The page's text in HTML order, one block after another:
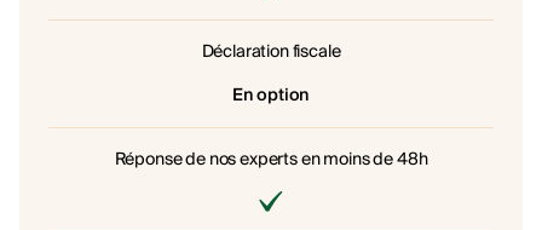
Déclaration fiscale
En option
Réponse de nos experts en moins de 48h